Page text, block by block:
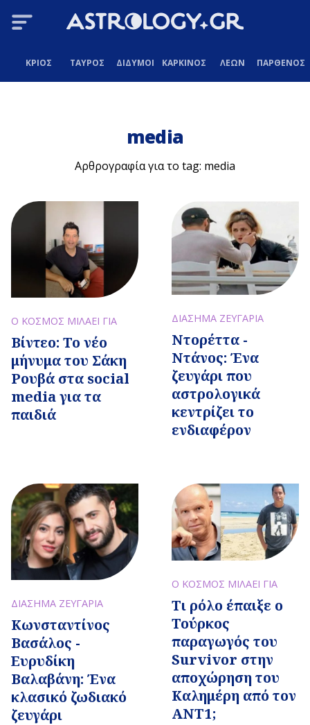
ΚΡΙΟΣ ΤΑΥΡΟΣ ΔΙΔΥΜΟΙ ΚΑΡΚΙΝΟΣ ΛΕΩΝ ΠΑΡΘΕΝΟΣ
media
Αρθρογραφία για το tag: media
Ο ΚΟΣΜΟΣ ΜΙΛΑΕΙ ΓΙΑ
Bίντεο: Το νέο
μήνυμα του Σάκη
Ρουβά στα social
media για τα
παιδιά
ΔΙΑΣΗΜΑ ΖΕΥΓΑΡΙΑ
Ντορέττα -
Ντάνος: Ένα
ζευγάρι που
αστρολογικά
κεντρίζει το
ενδιαφέρον
ΔΙΑΣΗΜΑ ΖΕΥΓΑΡΙΑ
Κωνσταντίνος
Βασάλος -
Ευρυδίκη
Βαλαβάνη: Ένα
κλασικό ζωδιακό
ζευγάρι
Ο ΚΟΣΜΟΣ ΜΙΛΑΕΙ ΓΙΑ
Τι ρόλο έπαιξε ο
Τούρκος
παραγωγός του
Survivor στην
αποχώρηση του
Καλημέρη από τον
ΑΝΤ1;